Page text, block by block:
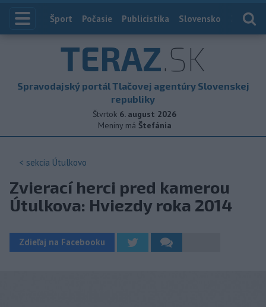
Index
Šport Počasie Publicistika Slovensko
TERAZ.SK
Spravodajský portál Tlačovej agentúry Slovenskej
republiky
Štvrtok 6. august 2026
Meniny má Štefánia
< sekcia Útulkovo
Zvierací herci pred kamerou
Útulkova: Hviezdy roka 2014
Zdieľaj na Facebooku